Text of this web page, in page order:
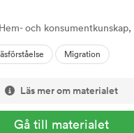
och konsumentkunskap,
Migration
Läs mer om materialet
Gå till materialet